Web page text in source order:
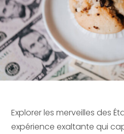
Explorer les merveilles des
expérience exaltante qui